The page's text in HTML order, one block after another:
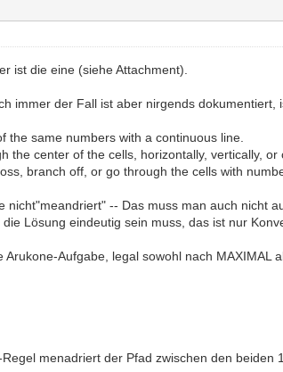
ist die eine (siehe Attachment).
immer der Fall ist aber nirgends
the same numbers with a continuous line.
the center of the cells, horizontally, vertically,
branch off, or go through the cells with
nicht"meandriert" -- Das muss man auch nicht
Lösung eindeutig sein muss, das ist nur
Arukone-Aufgabe, legal sowohl nach MAXIMAL
menadriert der Pfad zwischen den beiden